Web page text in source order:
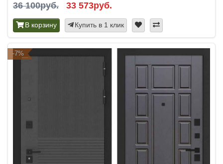
36 100руб. 33 573руб.
В корзину Купить в 1 клик
-7%